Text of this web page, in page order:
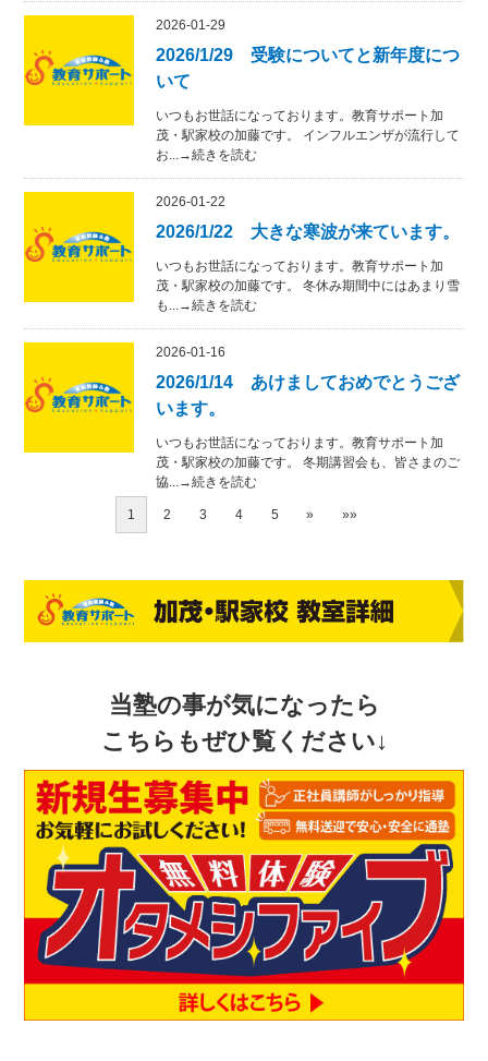
2026-01-29
2026/1/29 受験についてと新年度につ
いて
いつもお世話になっております。教育サポート加
茂・駅家校の加藤です。 インフルエンザが流行して
お...→続きを読む
2026-01-22
2026/1/22 大きな寒波が来ています。
いつもお世話になっております。教育サポート加
茂・駅家校の加藤です。 冬休み期間中にはあまり雪
も...→続きを読む
2026-01-16
2026/1/14 あけましておめでとうござ
います。
いつもお世話になっております。教育サポート加
茂・駅家校の加藤です。 冬期講習会も、皆さまのご
協...→続きを読む
1 2 3 4 5 » »»
当塾の事が気になったら
こちらもぜひ覧ください↓